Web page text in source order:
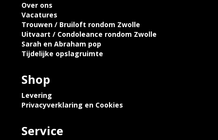
Over ons
Vacatures
Trouwen / Bruiloft rondom Zwolle
Uitvaart / Condoleance rondom Zwolle
Sarah en Abraham pop
Tijdelijke opslagruimte
Shop
Levering
Privacyverklaring en Cookies
Service